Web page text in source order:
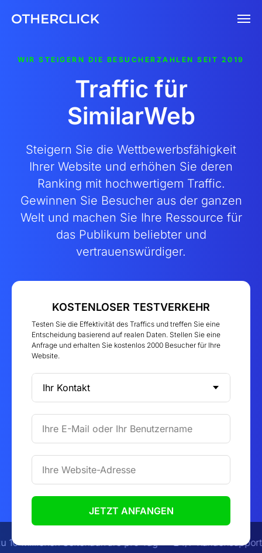
WIR STEIGERN DIE BESUCHERZAHLEN SEIT 2019
Traffic für
SimilarWeb
Steigern Sie die Wettbewerbsfähigkeit
Ihrer Website und erhöhen Sie deren
Ranking mit hochwertigem Traffic.
Gewinnen Sie Besucher aus der ganzen
Welt und machen Sie Ihre Ressource für
das Publikum beliebter und
vertrauenswürdiger.
KOSTENLOSER TESTVERKEHR
Testen Sie die Effektivität des Traffics und treffen Sie eine
Entscheidung basierend auf realen Daten. Stellen Sie eine
Anfrage und erhalten Sie kostenlos 2000 Besucher für Ihre
Website.
Ihre E-Mail oder Ihr Benutzername
Ihre Website-Adresse
JETZT ANFANGEN
Seitenaufrufe pro Tag